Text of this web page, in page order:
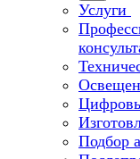
Услуги
Подбор